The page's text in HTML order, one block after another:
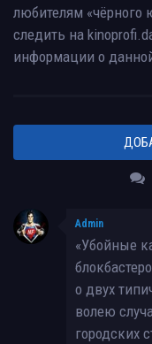
любителям «чёрного
следить на
информации о
Admin
«Убойные
о двух
волею
городских